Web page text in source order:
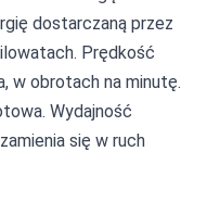
dostarczaną przez
Prędkość
w obrotach na minutę.
Wydajność
się w ruch